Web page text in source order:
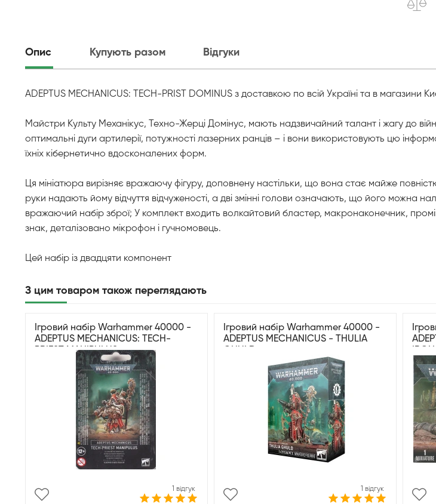
Опис Купують разом Відгуки
ADEPTUS MECHANICUS: TECH-PRIST DOMINUS з доставкою по всій Україні та в магазини
Майстри Культу Механікус, Техно-Жерці Домінус, мають надзвичайний талант і жагу до
оптимальні дуги артилерії, потужності лазерних ранців – і вони використовують цю
їхніх кібернетично вдосконалених форм.
Ця мініатюра вирізняє вражаючу фігуру, доповнену настільки, що вона стає майже
руки надають йому відчуття відчуженості, а дві змінні голови означають, що його можна
вражаючий набір зброї; У комплект входить волкайтовий бластер, макронаконечник,
знак, деталізовано мікрофон і гучномовець.
Цей набір із двадцяти компонент
З цим товаром також переглядають
Ігровий набір Warhammer 40000 -
ADEPTUS MECHANICUS: TECH-
PRIEST MANIPULUS
1 відгук
Ігровий набір Warhammer 40000 -
ADEPTUS MECHANICUS - THULIA
1 відгук